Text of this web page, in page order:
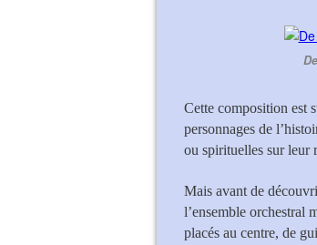
Cette composition est
personnages de
ou spirituelles sur leur
Mais avant de
l’ensemble orchestral
placés au centre, de